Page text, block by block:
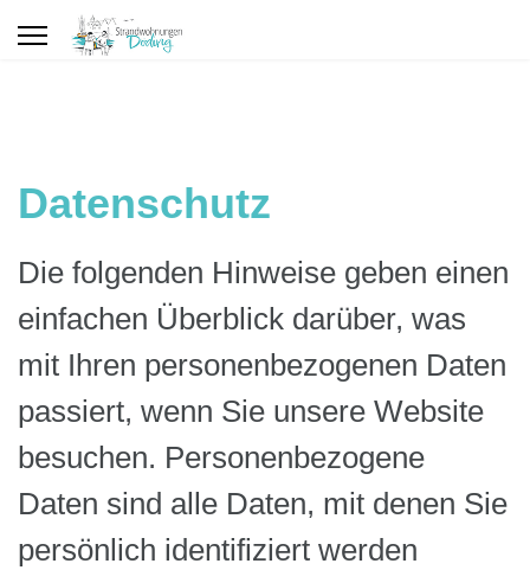
Datenschutz
Die folgenden Hinweise geben einen
einfachen Überblick darüber, was
mit Ihren personenbezogenen Daten
passiert, wenn Sie unsere Website
besuchen. Personenbezogene
Daten sind alle Daten, mit denen Sie
persönlich identifiziert werden